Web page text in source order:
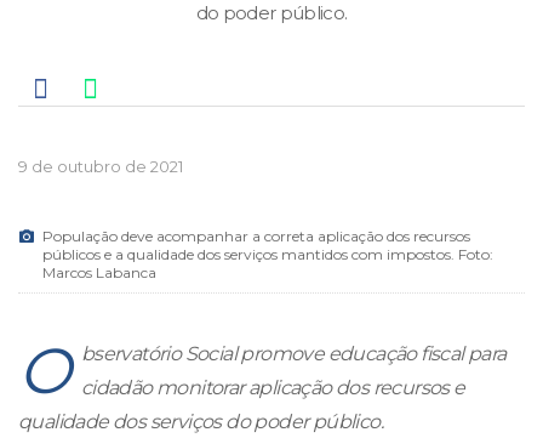
do poder público.
9 de outubro de 2021
População deve acompanhar a correta aplicação dos recursos
públicos e a qualidade dos serviços mantidos com impostos. Foto:
Marcos Labanca
O bservatório Social promove educação fiscal para
cidadão monitorar aplicação dos recursos e
qualidade dos serviços do poder público.